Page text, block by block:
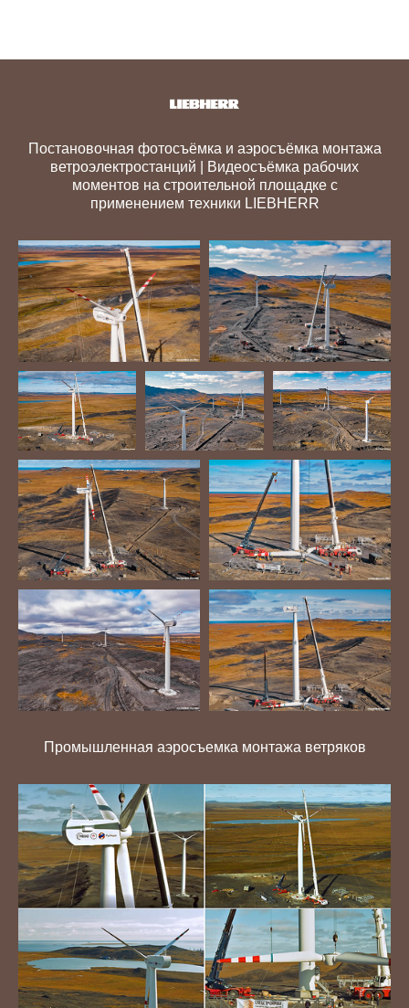
Постановочная фотосъёмка и аэросъёмка монтажа
ветроэлектростанций | Видеосъёмка рабочих
моментов на строительной площадке с
применением техники LIEBHERR
Промышленная аэросъемка монтажа ветряков